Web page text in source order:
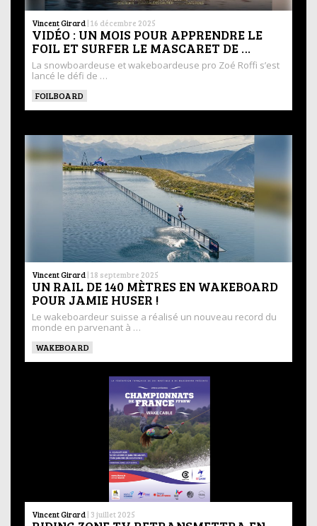
Vincent Girard | 16 décembre 2025
VIDÉO : UN MOIS POUR APPRENDRE LE
FOIL ET SURFER LE MASCARET DE …
La snowboardeuse et wakeboardeuse pro Zoé Roffi s’est
lancé le défi de …
FOILBOARD
Vincent Girard | 18 septembre 2025
UN RAIL DE 140 MÈTRES EN WAKEBOARD
POUR JAMIE HUSER !
Le wakeboardeur suisse a réalisé un nouveau record du
monde en parvenant à …
WAKEBOARD
Vincent Girard | 3 juillet 2025